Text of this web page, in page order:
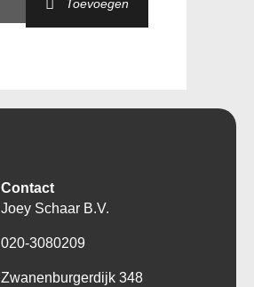
Toevoegen
Contact
Joey Schaar B.V.
020-3080209
Zwanenburgerdijk 348